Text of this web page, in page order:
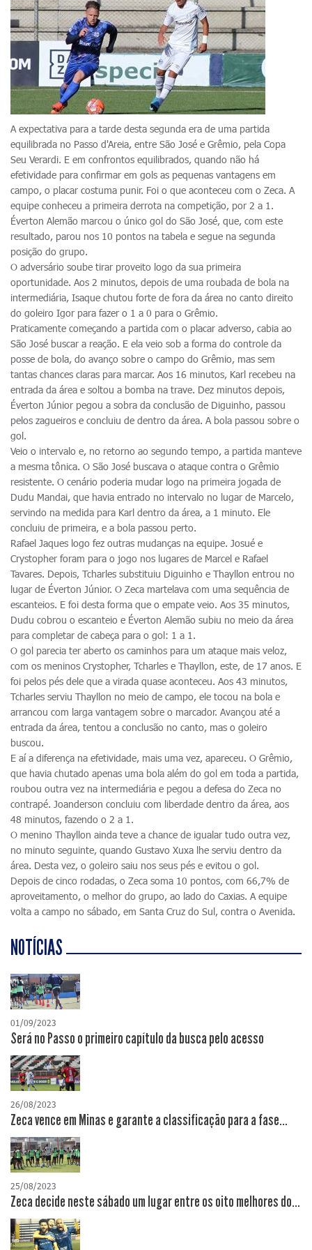
A expectativa para a tarde desta segunda era de uma partida
equilibrada no Passo d'Areia, entre São José e Grêmio, pela Copa
Seu Verardi. E em confrontos equilibrados, quando não há
efetividade para confirmar em gols as pequenas vantagens em
campo, o placar costuma punir. Foi o que aconteceu com o Zeca. A
equipe conheceu a primeira derrota na competição, por 2 a 1.
Éverton Alemão marcou o único gol do São José, que, com este
resultado, parou nos 10 pontos na tabela e segue na segunda
posição do grupo.
O adversário soube tirar proveito logo da sua primeira
oportunidade. Aos 2 minutos, depois de uma roubada de bola na
intermediária, Isaque chutou forte de fora da área no canto direito
do goleiro Igor para fazer o 1 a 0 para o Grêmio.
Praticamente começando a partida com o placar adverso, cabia ao
São José buscar a reação. E ela veio sob a forma do controle da
posse de bola, do avanço sobre o campo do Grêmio, mas sem
tantas chances claras para marcar. Aos 16 minutos, Karl recebeu na
entrada da área e soltou a bomba na trave. Dez minutos depois,
Éverton Júnior pegou a sobra da conclusão de Diguinho, passou
pelos zagueiros e concluiu de dentro da área. A bola passou sobre o
gol.
Veio o intervalo e, no retorno ao segundo tempo, a partida manteve
a mesma tônica. O São José buscava o ataque contra o Grêmio
resistente. O cenário poderia mudar logo na primeira jogada de
Dudu Mandai, que havia entrado no intervalo no lugar de Marcelo,
servindo na medida para Karl dentro da área, a 1 minuto. Ele
concluiu de primeira, e a bola passou perto.
Rafael Jaques logo fez outras mudanças na equipe. Josué e
Crystopher foram para o jogo nos lugares de Marcel e Rafael
Tavares. Depois, Tcharles substituiu Diguinho e Thayllon entrou no
lugar de Éverton Júnior. O Zeca martelava com uma sequência de
escanteios. E foi desta forma que o empate veio. Aos 35 minutos,
Dudu cobrou o escanteio e Éverton Alemão subiu no meio da área
para completar de cabeça para o gol: 1 a 1.
O gol parecia ter aberto os caminhos para um ataque mais veloz,
com os meninos Crystopher, Tcharles e Thayllon, este, de 17 anos. E
foi pelos pés dele que a virada quase aconteceu. Aos 43 minutos,
Tcharles serviu Thayllon no meio de campo, ele tocou na bola e
arrancou com larga vantagem sobre o marcador. Avançou até a
entrada da área, tentou a conclusão no canto, mas o goleiro
buscou.
E aí a diferença na efetividade, mais uma vez, apareceu. O Grêmio,
que havia chutado apenas uma bola além do gol em toda a partida,
roubou outra vez na intermediária e pegou a defesa do Zeca no
contrapé. Joanderson concluiu com liberdade dentro da área, aos
48 minutos, fazendo o 2 a 1.
O menino Thayllon ainda teve a chance de igualar tudo outra vez,
no minuto seguinte, quando Gustavo Xuxa lhe serviu dentro da
área. Desta vez, o goleiro saiu nos seus pés e evitou o gol.
Depois de cinco rodadas, o Zeca soma 10 pontos, com 66,7% de
aproveitamento, o melhor do grupo, ao lado do Caxias. A equipe
volta a campo no sábado, em Santa Cruz do Sul, contra o Avenida.
NOTÍCIAS
01/09/2023
Será no Passo o primeiro capítulo da busca pelo acesso
26/08/2023
Zeca vence em Minas e garante a classificação para a fase...
25/08/2023
Zeca decide neste sábado um lugar entre os oito melhores do...